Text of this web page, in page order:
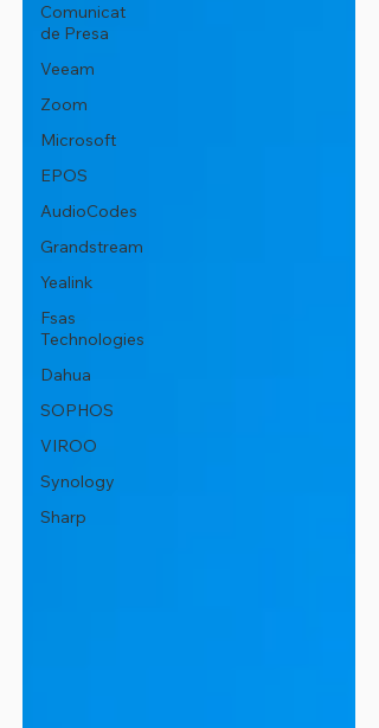
Comunicat
de Presa
Veeam
Zoom
Microsoft
EPOS
AudioCodes
Grandstream
Yealink
Fsas
Technologies
Dahua
SOPHOS
VIROO
Synology
Sharp